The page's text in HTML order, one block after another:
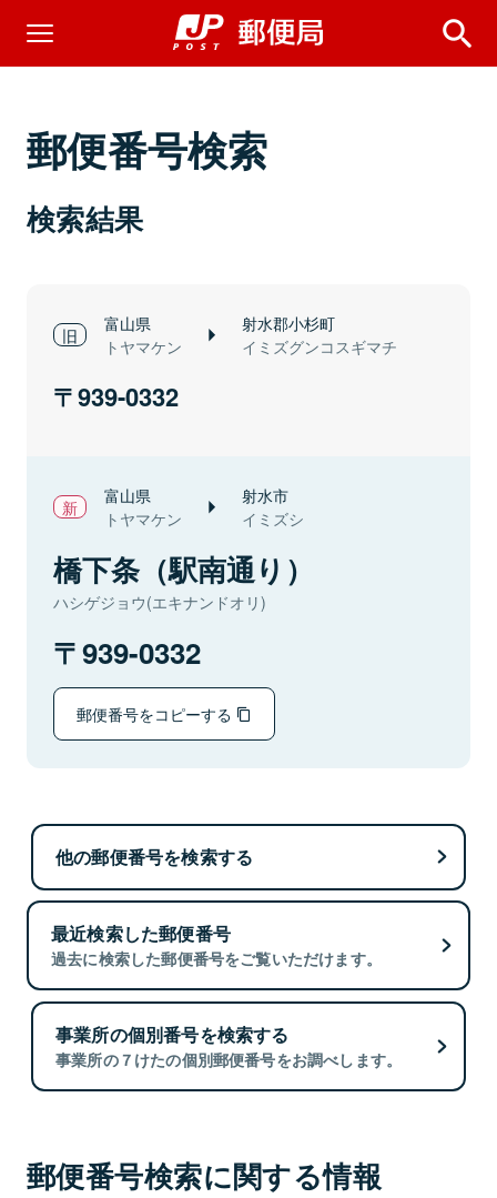
郵便番号検索
検索結果
富山県
トヤマケン
射水郡小杉町
イミズグンコスギマチ
939-0332
富山県
トヤマケン
射水市
イミズシ
橋下条（駅南通り）
ハシゲジョウ(エキナンドオリ)
939-0332
郵便番号をコピーする
他の郵便番号を検索する
最近検索した郵便番号
過去に検索した郵便番号をご覧いただけます。
事業所の個別番号を検索する
事業所の７けたの個別郵便番号をお調べします。
郵便番号検索に関する情報